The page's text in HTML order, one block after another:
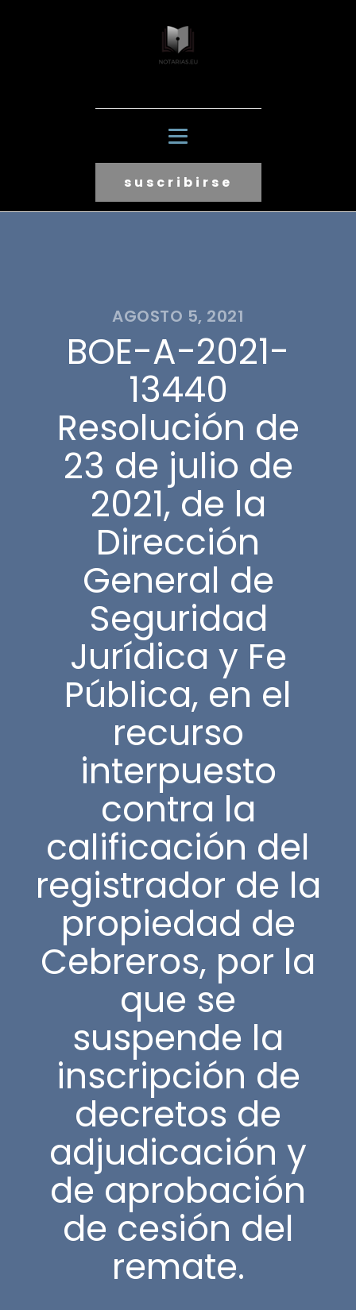
suscribirse
AGOSTO 5, 2021
BOE-A-2021-
13440
Resolución de
23 de julio de
2021, de la
Dirección
General de
Seguridad
Jurídica y Fe
Pública, en el
recurso
interpuesto
contra la
calificación del
registrador de la
propiedad de
Cebreros, por la
que se
suspende la
inscripción de
decretos de
adjudicación y
de aprobación
de cesión del
remate.